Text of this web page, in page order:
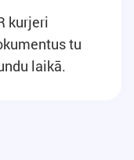
kurjeri
tu
laikā.